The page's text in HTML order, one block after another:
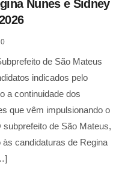
Nunes e Sidney
0
de São Mateus
indicados pelo
a continuidade dos
que vêm impulsionando o
de São Mateus,
candidaturas de Regina